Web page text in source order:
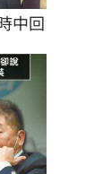
中回